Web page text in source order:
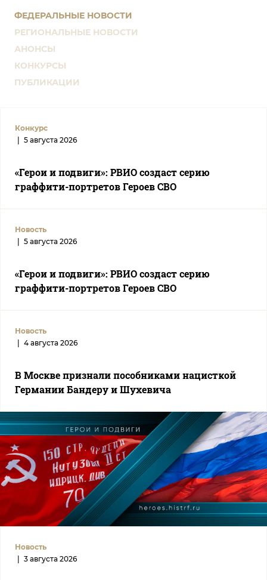
ФЕДЕРАЛЬНЫЕ НОВОСТИ
РЕГИОНАЛЬНЫЕ НОВОСТИ
АНОНСЫ
КОНКУРСЫ
ПУБЛИКАЦИИ
Конкурс
5 августа 2026
«Герои и подвиги»: РВИО создаст серию
граффити-портретов Героев СВО
Новость
5 августа 2026
«Герои и подвиги»: РВИО создаст серию
граффити-портретов Героев СВО
Новость
4 августа 2026
В Москве признали пособниками нацисткой
Германии Бандеру и Шухевича
Новость
3 августа 2026